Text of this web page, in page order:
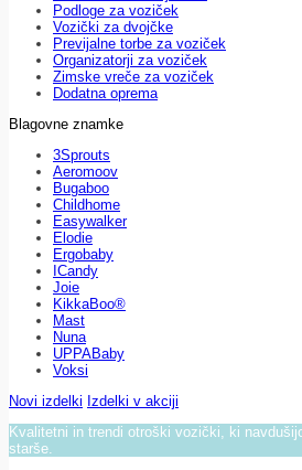
Podloge za voziček
Vozički za dvojčke
Previjalne torbe za voziček
Organizatorji za voziček
Zimske vreče za voziček
Dodatna oprema
Blagovne znamke
3Sprouts
Aeromoov
Bugaboo
Childhome
Easywalker
Elodie
Ergobaby
ICandy
Joie
KikkaBoo®
Mast
Nuna
UPPABaby
Voksi
Novi izdelki Izdelki v akciji
Kvalitetni in trendi otroški vozički, ki
starše.